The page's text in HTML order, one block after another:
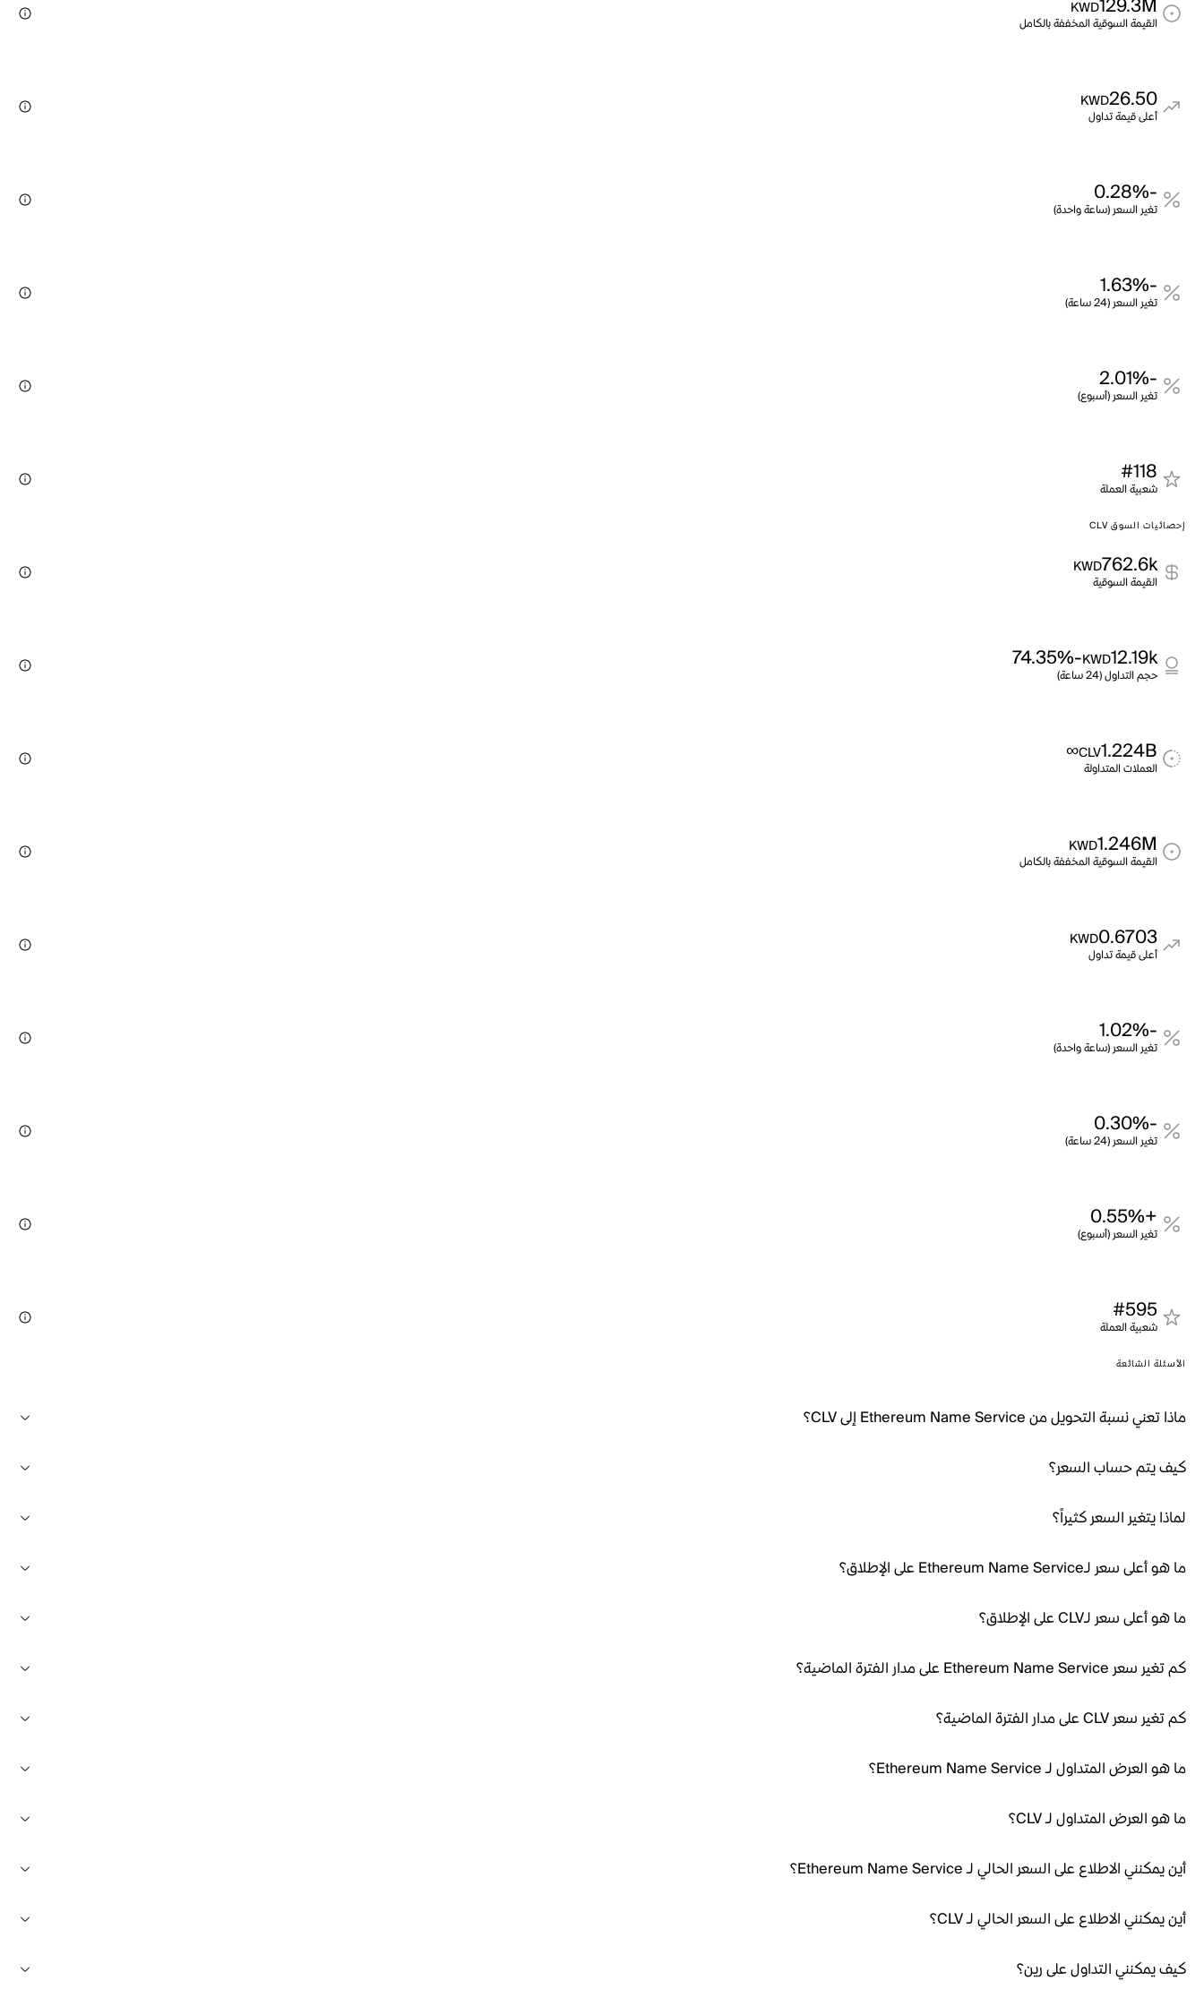
129.3M
KWD
القيمة السوقية المخففة بالكامل
26.50
KWD
أعلى قيمة تداول
-0.28%
تغير السعر (ساعة واحدة)
-1.63%
تغير السعر (24 ساعة)
-2.01%
تغير السعر (أسبوع)
#118
شعبية العملة
إحصائيات السوق CLV
762.6k
KWD
القيمة السوقية
12.19k
KWD
-74.35%
حجم التداول (24 ساعة)
1.224B
CLV
∞
العملات المتداولة
1.246M
KWD
القيمة السوقية المخففة بالكامل
0.6703
KWD
أعلى قيمة تداول
-1.02%
تغير السعر (ساعة واحدة)
-0.30%
تغير السعر (24 ساعة)
+0.55%
تغير السعر (أسبوع)
#595
شعبية العملة
الأسئلة الشائعة
ماذا تعني نسبة التحويل من Ethereum Name Service إلى CLV؟
كيف يتم حساب السعر؟
لماذا يتغير السعر كثيراً؟
ما هو أعلى سعر لـEthereum Name Service على الإطلاق؟
ما هو أعلى سعر لـCLV على الإطلاق؟
كم تغير سعر Ethereum Name Service على مدار الفترة الماضية؟
كم تغير سعر CLV على مدار الفترة الماضية؟
ما هو العرض المتداول لـ Ethereum Name Service؟
ما هو العرض المتداول لـ CLV؟
أين يمكنني الاطلاع على السعر الحالي لـ Ethereum Name Service؟
أين يمكنني الاطلاع على السعر الحالي لـ CLV؟
كيف يمكنني التداول على رين؟